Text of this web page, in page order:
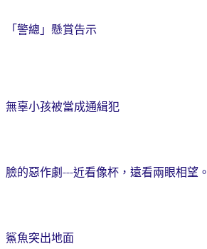
「警總」懸賞告示
無辜小孩被當成通緝犯
臉的惡作劇---近看像杯，遠看兩眼相望。
鯊魚突出地面